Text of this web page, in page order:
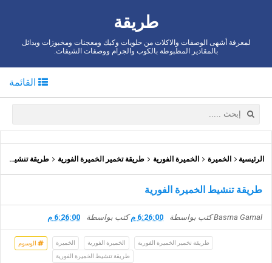
طريقة
لمعرفة أشهى الوصفات والاكلات من حلويات وكيك ومعجنات ومخبوزات وبدائل
بالمقادير المظبوطة بالكوب والجرام ووصفات الشيفات.
القائمة
الرئيسية الخميرة الخميرة الفورية طريقة تخمير الخميرة الفورية طريقة تنشيط الخميرة الفورية
طريقة تنشيط الخميرة الفورية
Basma Gamal كتب بواسطة 6:26:00 م كتب بواسطة 6:26:00 م
الوسوم الخميرة الخميرة الفورية
طريقة تخمير الخميرة الفورية
طريقة تنشيط الخميرة الفورية